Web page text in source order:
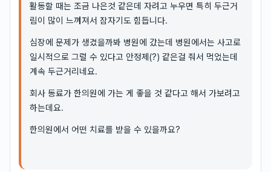
활동할 때는 조금 나은것 같은데 자려고 누우면 특히 두근거
림이 많이 느껴져서 잠자기도 힘듭니다.
심장에 문제가 생겼을까봐 병원에 갔는데 병원에서는 사고로
일시적으로 그럴 수 있다고 안정제(?) 같은걸 줘서 먹었는데
계속 두근거리네요.
회사 동료가 한의원에 가는 게 좋을 것 같다고 해서 가보려고
하는데요.
한의원에서 어떤 치료를 받을 수 있을까요?